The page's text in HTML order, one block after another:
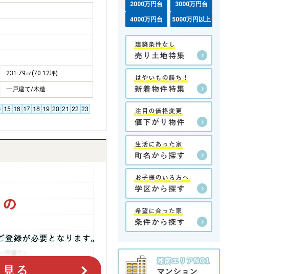
231.79㎡(70.12坪)
一戸建て/木造
2000万円台 3000万円台
4000万円台 5000万円以上